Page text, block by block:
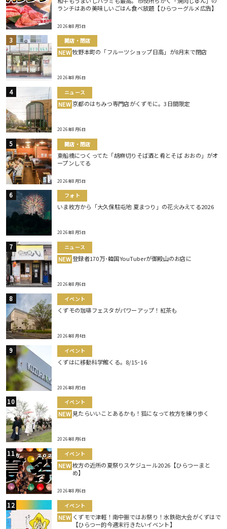
ランチはあの美味しいごはん食べ放題【ひらつーグルメ広告】
2026年8月5日
開店・閉店
NEW 牧野本町の「フルーツショップ日高」が8月末で閉店
2026年8月6日
ニュース
NEW 京都のはちみつ専門店がくずモに。3日間限定
2026年8月6日
開店・閉店
東船橋につくってた「胡麻切りそば酒と肴とそば おおの」がオ
ープンしてる
2026年8月5日
フォト
いま枚方から「大久保駐屯地 夏まつり」の花火みえてる2026
2026年8月5日
ニュース
NEW 登録者170万･韓国YouTuberが御殿山のお店に
2026年8月6日
イベント
くずモの珈琲フェスタがパワーアップ！紅茶も
2026年8月4日
イベント
くずはに移動科学館くる。8/15･16
2026年8月5日
イベント
NEW 見たらいいことあるかも！狐になって枚方を練り歩く
2026年8月6日
イベント
NEW 枚方の近所の夏祭りスケジュール2026【ひらつーまと
め】
2026年8月6日
イベント
NEW くずモで津軽！南中振ではお祭り！水鉄砲大会がくずはで
【ひらつー的今週末行きたいイベント】